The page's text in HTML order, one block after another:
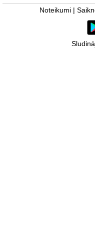
Noteikumi